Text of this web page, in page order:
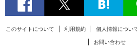
このサイトについて 利用規約 個人情報につい
お問い合わせ